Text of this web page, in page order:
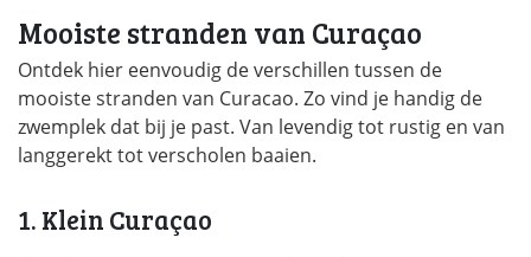
Mooiste stranden van Curaçao
Ontdek hier eenvoudig de verschillen tussen de
mooiste stranden van Curacao. Zo vind je handig de
zwemplek dat bij je past. Van levendig tot rustig en van
langgerekt tot verscholen baaien.
1. Klein Curaçao